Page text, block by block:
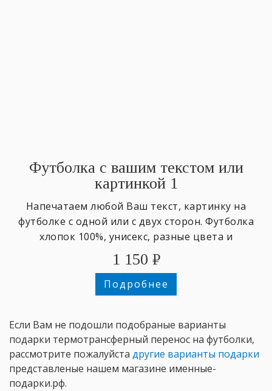
Футболка с вашим текстом или
картинкой 1
Напечатаем любой Ваш текст, картинку на
футболке с одной или с двух сторон. Футболка
хлопок 100%, унисекс, разные цвета и
размеры,
1 150 ₽
Подробнее
Если Вам не подошли подобраные варианты
подарки термотрансферный перенос на футболки,
рассмотрите пожалуйста другие варианты подарки
представленые нашем магазине именные-
подарки.рф.